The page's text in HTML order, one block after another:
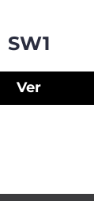
SW1
Ver